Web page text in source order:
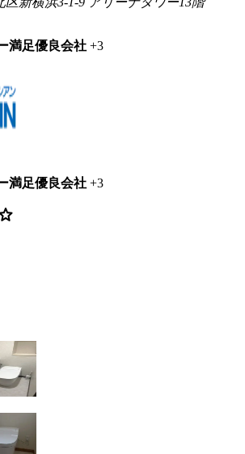
満足優良会社 +3
満足優良会社 +3